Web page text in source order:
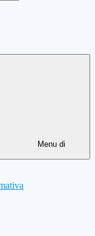
Menu di